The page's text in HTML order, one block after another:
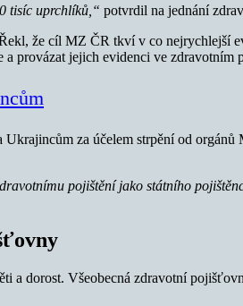
tisíc uprchlíků,“ potvrdil na jednání
že cíl MZ ČR tkví v co
provázat jejich evidenci ve zdravotním
za účelem strpění od
pojištění jako státního
a dorost. Všeobecná zdravotní